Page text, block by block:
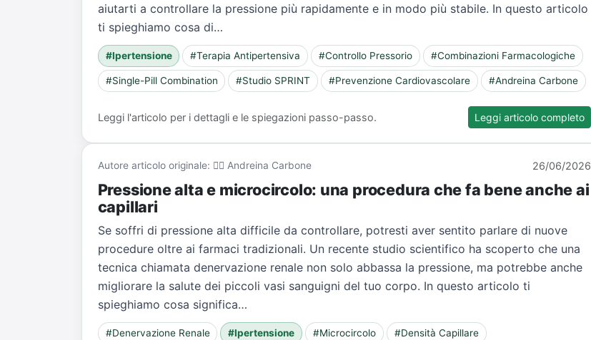
aiutarti a controllare la pressione più rapidamente e in modo più stabile. In questo articolo
ti spieghiamo cosa di…
#Ipertensione #Terapia Antipertensiva #Controllo Pressorio #Combinazioni Farmacologiche
#Single-Pill Combination #Studio SPRINT #Prevenzione Cardiovascolare #Andreina Carbone
Leggi l'articolo per i dettagli e le spiegazioni passo-passo. Leggi articolo completo
Autore articolo originale: 👨‍⚕️ Andreina Carbone 26/06/2026
Pressione alta e microcircolo: una procedura che fa bene anche ai
capillari
Se soffri di pressione alta difficile da controllare, potresti aver sentito parlare di nuove
procedure oltre ai farmaci tradizionali. Un recente studio scientifico ha scoperto che una
tecnica chiamata denervazione renale non solo abbassa la pressione, ma potrebbe anche
migliorare la salute dei piccoli vasi sanguigni del tuo corpo. In questo articolo ti
spieghiamo cosa significa…
#Denervazione Renale #Ipertensione #Microcircolo #Densità Capillare